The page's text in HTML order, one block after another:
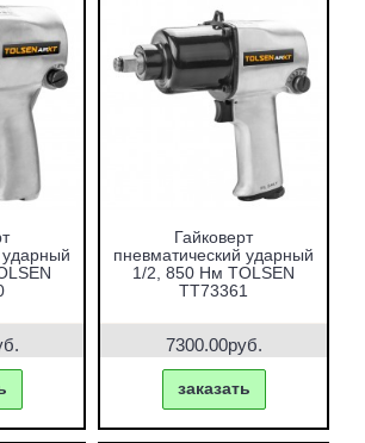
ударный
Гайковерт
пневматический ударный
1/2, 850 Нм TOLSEN
TT73361
7300.00руб.
заказать